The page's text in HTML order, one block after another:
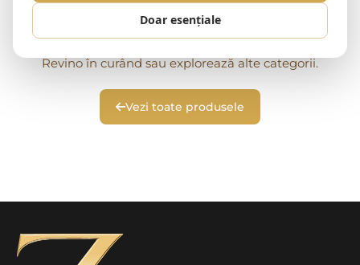
Niciun produs în această categorie
Revino în curând sau explorează alte categorii.
Vezi toate produsele
Doar esențiale